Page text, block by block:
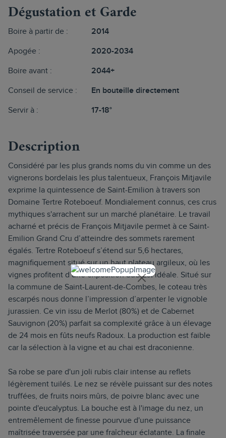
Dégustation et Garde
Boire à partir de : 2014
Apogée : 2020-2034
Boire avant : 2044+
Conseil de service : En bouteille directement
Servir à : 17-18°
Description
Considéré par les plus grands noms du vin comme un des
vignerons bordelais les plus talentueux, François Mitjavile
exprime la quintessence de Saint-Emilion à travers son
Domaine Tertre Roteboeuf. Mondialement connus, ces crus
mythiques s'arrachent sur un marché planétaire. Le travail
acharné et précis de François Mitjavile permet à ce Saint-
Emilion Grand Cru d’atteindre des sommets rarement
égalés. Tertre Roteboeuf s’étend sur 5,6 hectares,
magnifiquement situé sur un haut plateau argileux, où les
vignes profitent d’une exposition Sud-Est idéale. Situé sur
la commune de Saint-Laurent-de-Combes, le coteau très
escarpés nous donne l’impression d’arpenter le vignoble
jurassien. Ce vin issu de Merlot (80%) et de Cabernet
Sauvignon (20%) parfait sa complexité grâce à un élevage
de 24 mois en fûts neufs Radoux. La production est faible
car la sélection à la vigne et au chai est draconienne.
Sa robe se pare d'un joli rubis clair intense au reflets
légèrement tuilés. Le nez se révèle puissant sur des notes
truffées, de fruits noirs mûrs, de poivre blanc avec une
pointe d'eucalyptus. La bouche est à l'image du nez, un
entremêlement de finesse pourvue d'une puissance
maîtrisée traversée par une fraîcheur éclatante. La finale